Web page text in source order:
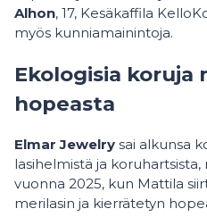
Alhon, 17, Kesäkaffila
myös kunniamainintoja.
Ekologisia koruja
hopeasta
Elmar Jewelry sai alkunsa
lasihelmistä ja
vuonna 2025, kun Mattila
merilasin ja kierrätetyn